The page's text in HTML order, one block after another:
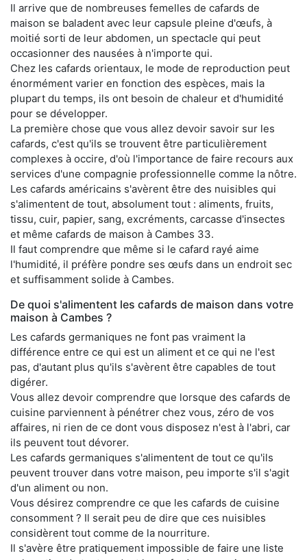
Il arrive que de nombreuses femelles de cafards de
maison se baladent avec leur capsule pleine d'œufs, à
moitié sorti de leur abdomen, un spectacle qui peut
occasionner des nausées à n'importe qui.
Chez les cafards orientaux, le mode de reproduction peut
énormément varier en fonction des espèces, mais la
plupart du temps, ils ont besoin de chaleur et d'humidité
pour se développer.
La première chose que vous allez devoir savoir sur les
cafards, c'est qu'ils se trouvent être particulièrement
complexes à occire, d'où l'importance de faire recours aux
services d'une compagnie professionnelle comme la nôtre.
Les cafards américains s'avèrent être des nuisibles qui
s'alimentent de tout, absolument tout : aliments, fruits,
tissu, cuir, papier, sang, excréments, carcasse d'insectes
et même cafards de maison à Cambes 33.
Il faut comprendre que même si le cafard rayé aime
l'humidité, il préfère pondre ses œufs dans un endroit sec
et suffisamment solide à Cambes.
De quoi s'alimentent les cafards de maison dans votre
maison à Cambes ?
Les cafards germaniques ne font pas vraiment la
différence entre ce qui est un aliment et ce qui ne l'est
pas, d'autant plus qu'ils s'avèrent être capables de tout
digérer.
Vous allez devoir comprendre que lorsque des cafards de
cuisine parviennent à pénétrer chez vous, zéro de vos
affaires, ni rien de ce dont vous disposez n'est à l'abri, car
ils peuvent tout dévorer.
Les cafards germaniques s'alimentent de tout ce qu'ils
peuvent trouver dans votre maison, peu importe s'il s'agit
d'un aliment ou non.
Vous désirez comprendre ce que les cafards de cuisine
consomment ? Il serait peu de dire que ces nuisibles
considèrent tout comme de la nourriture.
Il s'avère être pratiquement impossible de faire une liste